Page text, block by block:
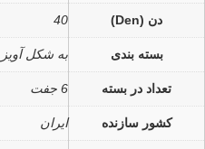
دن (Den) 40
بسته بندی به شکل آویز تک
تعداد در بسته 6 جفت
کشور سازنده ایران